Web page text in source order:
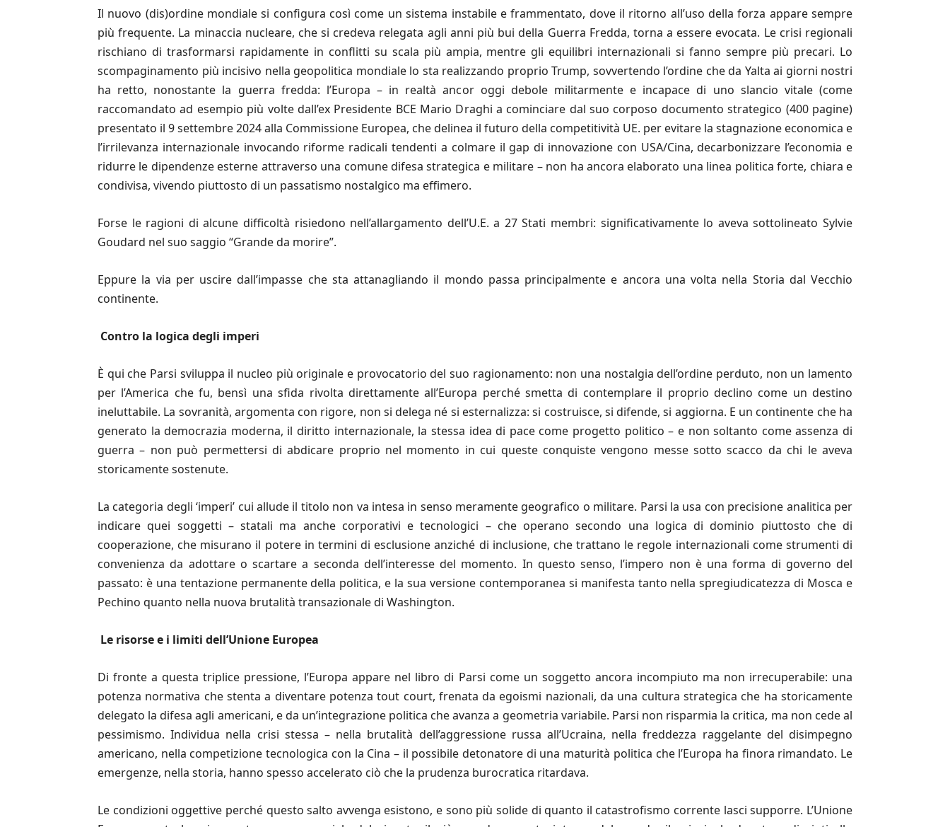
Il nuovo (dis)ordine mondiale si configura così come un sistema instabile e frammentato, dove il ritorno all’uso della forza appare sempre
più frequente. La minaccia nucleare, che si credeva relegata agli anni più bui della Guerra Fredda, torna a essere evocata. Le crisi regionali
rischiano di trasformarsi rapidamente in conflitti su scala più ampia, mentre gli equilibri internazionali si fanno sempre più precari. Lo
scompaginamento più incisivo nella geopolitica mondiale lo sta realizzando proprio Trump, sovvertendo l’ordine che da Yalta ai giorni nostri
ha retto, nonostante la guerra fredda: l’Europa – in realtà ancor oggi debole militarmente e incapace di uno slancio vitale (come
raccomandato ad esempio più volte dall’ex Presidente BCE Mario Draghi a cominciare dal suo corposo documento strategico (400 pagine)
presentato il 9 settembre 2024 alla Commissione Europea, che delinea il futuro della competitività UE. per evitare la stagnazione economica e
l’irrilevanza internazionale invocando riforme radicali tendenti a colmare il gap di innovazione con USA/Cina, decarbonizzare l’economia e
ridurre le dipendenze esterne attraverso una comune difesa strategica e militare – non ha ancora elaborato una linea politica forte, chiara e
condivisa, vivendo piuttosto di un passatismo nostalgico ma effimero.
Forse le ragioni di alcune difficoltà risiedono nell’allargamento dell’U.E. a 27 Stati membri: significativamente lo aveva sottolineato Sylvie
Goudard nel suo saggio “Grande da morire”.
Eppure la via per uscire dall’impasse che sta attanagliando il mondo passa principalmente e ancora una volta nella Storia dal Vecchio
continente.
Contro la logica degli imperi
È qui che Parsi sviluppa il nucleo più originale e provocatorio del suo ragionamento: non una nostalgia dell’ordine perduto, non un lamento
per l’America che fu, bensì una sfida rivolta direttamente all’Europa perché smetta di contemplare il proprio declino come un destino
ineluttabile. La sovranità, argomenta con rigore, non si delega né si esternalizza: si costruisce, si difende, si aggiorna. E un continente che ha
generato la democrazia moderna, il diritto internazionale, la stessa idea di pace come progetto politico – e non soltanto come assenza di
guerra – non può permettersi di abdicare proprio nel momento in cui queste conquiste vengono messe sotto scacco da chi le aveva
storicamente sostenute.
La categoria degli ‘imperi’ cui allude il titolo non va intesa in senso meramente geografico o militare. Parsi la usa con precisione analitica per
indicare quei soggetti – statali ma anche corporativi e tecnologici – che operano secondo una logica di dominio piuttosto che di
cooperazione, che misurano il potere in termini di esclusione anziché di inclusione, che trattano le regole internazionali come strumenti di
convenienza da adottare o scartare a seconda dell’interesse del momento. In questo senso, l’impero non è una forma di governo del
passato: è una tentazione permanente della politica, e la sua versione contemporanea si manifesta tanto nella spregiudicatezza di Mosca e
Pechino quanto nella nuova brutalità transazionale di Washington.
Le risorse e i limiti dell’Unione Europea
Di fronte a questa triplice pressione, l’Europa appare nel libro di Parsi come un soggetto ancora incompiuto ma non irrecuperabile: una
potenza normativa che stenta a diventare potenza tout court, frenata da egoismi nazionali, da una cultura strategica che ha storicamente
delegato la difesa agli americani, e da un’integrazione politica che avanza a geometria variabile. Parsi non risparmia la critica, ma non cede al
pessimismo. Individua nella crisi stessa – nella brutalità dell’aggressione russa all’Ucraina, nella freddezza raggelante del disimpegno
americano, nella competizione tecnologica con la Cina – il possibile detonatore di una maturità politica che l’Europa ha finora rimandato. Le
emergenze, nella storia, hanno spesso accelerato ciò che la prudenza burocratica ritardava.
Le condizioni oggettive perché questo salto avvenga esistono, e sono più solide di quanto il catastrofismo corrente lasci supporre. L’Unione